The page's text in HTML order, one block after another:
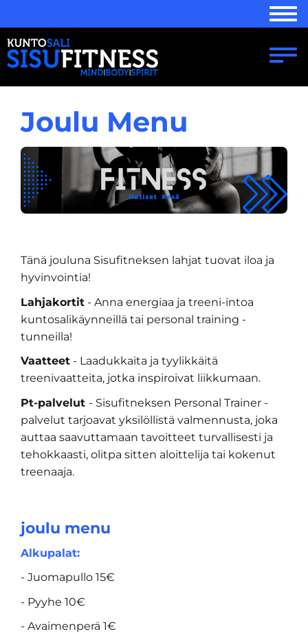
Joulu Menu
Tänä jouluna Sisufitneksen lahjat tuovat iloa ja
hyvinvointia!
Lahjakortit - Anna energiaa ja treeni-intoa
kuntosalikäynneillä tai personal training -
tunneilla!
Vaatteet - Laadukkaita ja tyylikkäitä
treenivaatteita, jotka inspiroivat liikkumaan.
Pt-palvelut - Sisufitneksen Personal Trainer -
palvelut tarjoavat yksilöllistä valmennusta, joka
auttaa saavuttamaan tavoitteet turvallisesti ja
tehokkaasti, olitpa sitten aloittelija tai kokenut
treenaaja.
joulu menu
Alkupalat:
- Juomapullo 15€
- Pyyhe 10€
- Avaimenperä 1€